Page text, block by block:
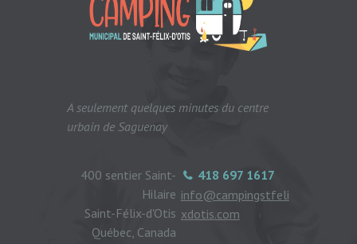
A seulement quelques minutes du centre
urbain de Saguenay
418 697 1617
info@campingstfeli
xdotis.com
400 sentier Saint-
Hilaire
Saint-Félix-d'Otis
Québec, Canada